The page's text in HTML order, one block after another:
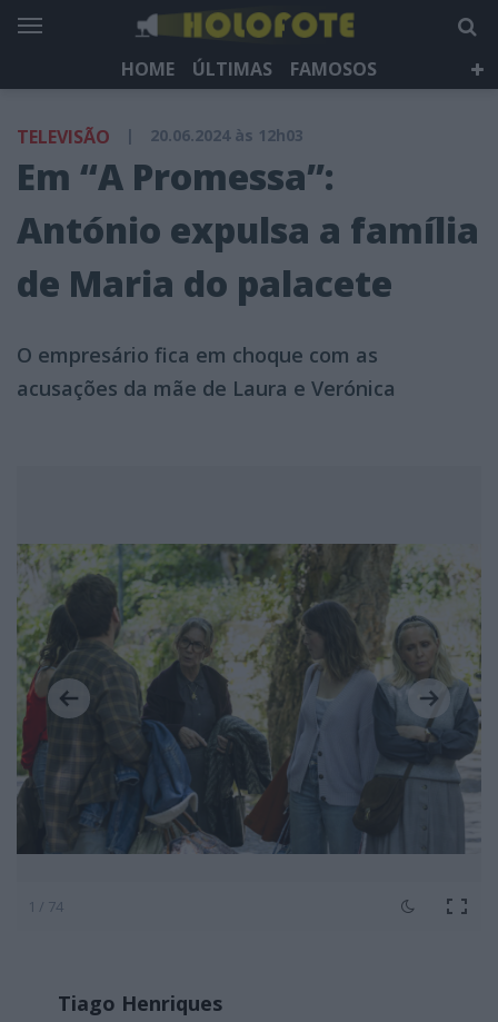
HOME ÚLTIMAS
FAMOSOS
HOLOFOTE TV
NEWSLETTER
TELEVISÃO | 20.06.2024 às 12h03
Em “A Promessa”:
António expulsa a família
de Maria do palacete
O empresário fica em choque com as
acusações da mãe de Laura e Verónica
1 / 74
Tiago Henriques